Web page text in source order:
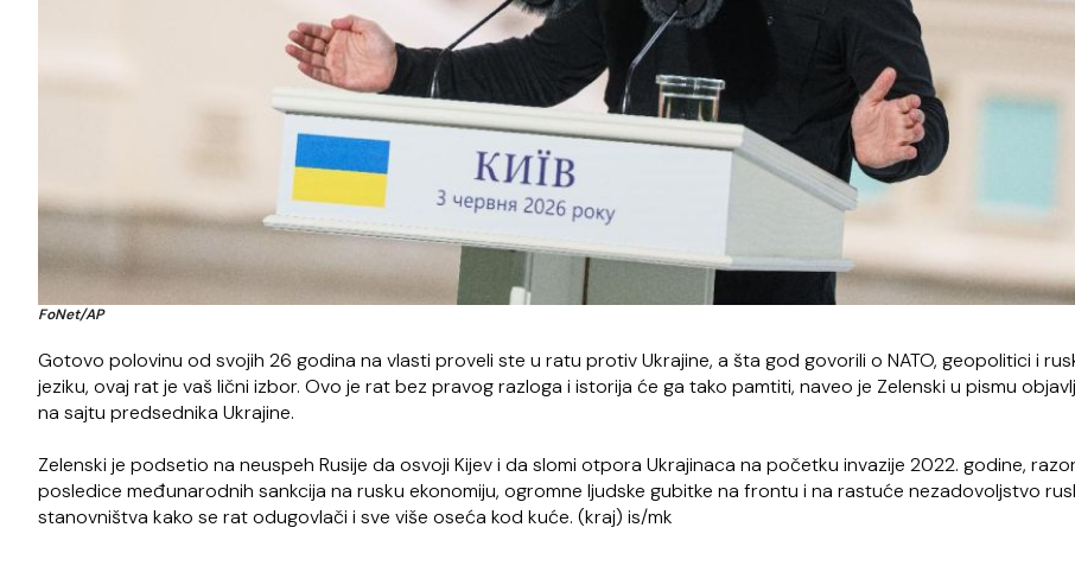
FoNet/AP
Gotovo polovinu od svojih 26 godina na vlasti proveli ste u ratu protiv Ukrajine, a šta god govorili o NATO, geopolitici i
jeziku, ovaj rat je vaš lični izbor. Ovo je rat bez pravog razloga i istorija će ga tako pamtiti, naveo je Zelenski u pismu
na sajtu predsednika Ukrajine.
Zelenski je podsetio na neuspeh Rusije da osvoji Kijev i da slomi otpora Ukrajinaca na početku invazije 2022. godine,
posledice međunarodnih sankcija na rusku ekonomiju, ogromne ljudske gubitke na frontu i na rastuće nezadovoljstvo
stanovništva kako se rat odugovlači i sve više oseća kod kuće. (kraj) is/mk